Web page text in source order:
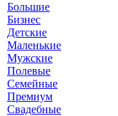
Большие
Бизнес
Детские
Маленькие
Мужские
Полевые
Семейные
Премиум
Свадебные